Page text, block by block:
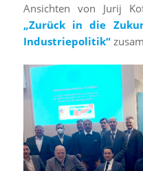
Ansichten von Jurij
„Zurück in die
Industriepolitik“